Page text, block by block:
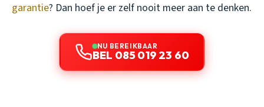
garantie? Dan hoef je er zelf nooit meer aan te denken.
NU BEREIKBAAR
BEL 085 019 23 60